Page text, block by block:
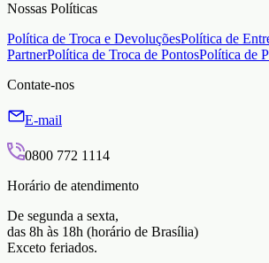
Nossas Políticas
Política de Troca e DevoluçõesPolítica de
PartnerPolítica de Troca de PontosPolítica de
Contate-nos
E-mail
0800 772 1114
Horário de atendimento
De segunda a sexta,
das 8h às 18h (horário de Brasília)
Exceto feriados.